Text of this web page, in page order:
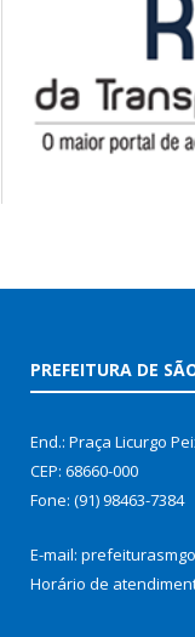
PREFEITURA DE
End.: Praça Licurgo
CEP: 68660-000
Fone: (91) 98463-7384
E-mail:
Horário de